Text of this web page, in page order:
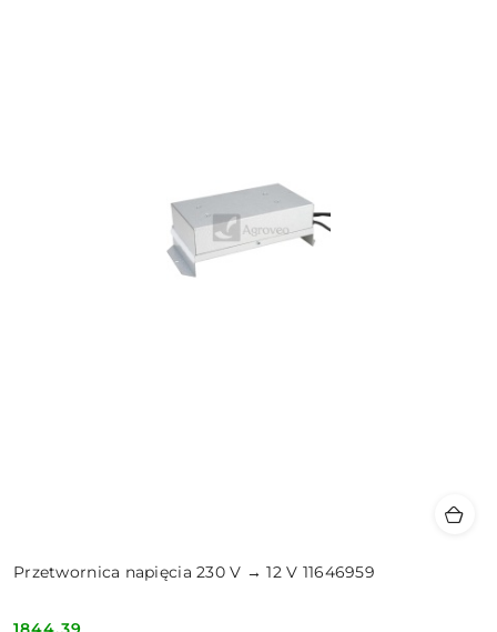
Przetwornica napięcia 230 V → 12 V 11646959